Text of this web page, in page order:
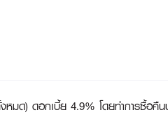
มด) ดอกเบี้ย 4.9% โดยทำการซื้อคื